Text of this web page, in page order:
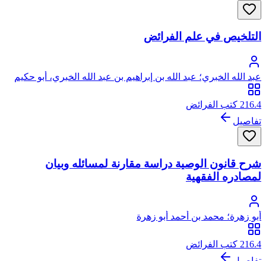
التلخيص في علم الفرائض
عبد الله الخبري؛ عبد الله بن إبراهيم بن عبد الله الخبري، أبو حكيم
216.4 كتب الفرائض
تفاصيل
شرح قانون الوصية دراسة مقارنة لمسائله وبيان
لمصادره الفقهية
أبو زهرة؛ محمد بن أحمد أبو زهرة
216.4 كتب الفرائض